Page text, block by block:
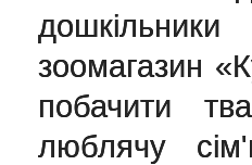
зоомагазин
побачити
люблячу